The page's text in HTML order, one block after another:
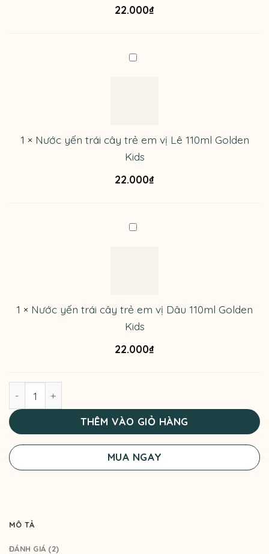
Quất
Golden
Kids
22.000₫
Nước
vị
Lê
110ml
Kids
1 × Nước yến trái cây trẻ em vị Lê 110ml Golden
Kids
22.000₫
Nước
vị
Dâu
110ml
Kids
1 × Nước yến trái cây trẻ em vị Dâu 110ml Golden
Kids
22.000₫
THÊM VÀO GIỎ HÀNG
MUA NGAY
MÔ TẢ
ĐÁNH GIÁ (2)